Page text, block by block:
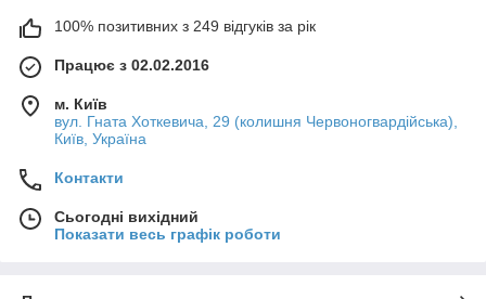
100% позитивних з 249 відгуків за рік
Працює з 02.02.2016
м. Київ
вул. Гната Хоткевича, 29 (колишня Червоногвардійська),
Київ, Україна
Контакти
Сьогодні вихідний
Показати весь графік роботи